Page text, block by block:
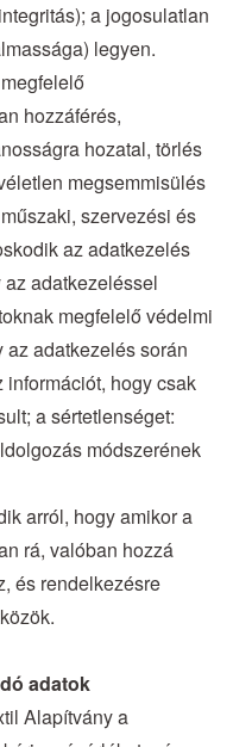
a jogosulatlan
legyen.
hozzáférés,
hozatal, törlés
megsemmisülés
szervezési és
az adatkezelés
adatkezeléssel
megfelelő védelmi
adatkezelés során
információt, hogy csak
a sértetlenséget:
módszerének
arról, hogy amikor a
rá, valóban hozzá
és rendelkezésre
adatok
Alapítvány a